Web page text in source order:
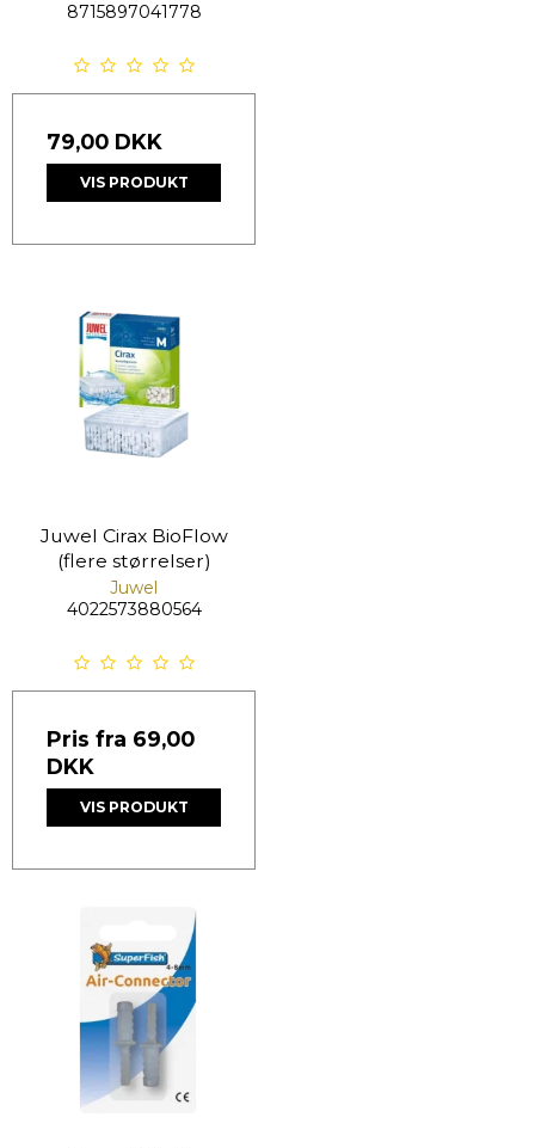
8715897041778
79,00 DKK
VIS PRODUKT
Juwel Cirax BioFlow
(flere størrelser)
Juwel
4022573880564
Pris fra 69,00
DKK
VIS PRODUKT